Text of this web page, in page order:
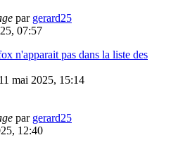
par gerard25
07:57
n'apparait pas dans la liste des
mai 2025, 15:14
par gerard25
12:40